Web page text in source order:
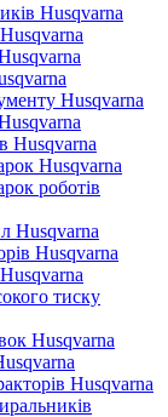
Husqvarna
Husqvarna
Husqvarna
Husqvarna
роботів
Husqvarna
Husqvarna
тиску
Husqvarna
Husqvarna